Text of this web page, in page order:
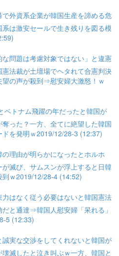
外資系企業が韓国生産を諦める危
は激安セールで生き残りを図る模
問題は考慮対象ではない」と違憲
法裁が土壇場でヘタれて合憲判決
望の声が殺到⇒慰安婦大激怒！ｗ
ベトナム飛躍の年だったと韓国が
った？一方、全てに絶望した韓国
を発明ｗ2019/12/28-3 (12:37)
理由が明らかになったとホルホ
滅び、サムスンが浮上すると日韓
ｗ2019/12/28-4 (14:52)
力はなく従う必要はないと韓国憲法
と通達⇒韓国人慰安婦「呆れる」
5 (12:33)
実な交渉をしてくれないと韓国が
滅したと泣き叫ぶｗ一方、韓国と